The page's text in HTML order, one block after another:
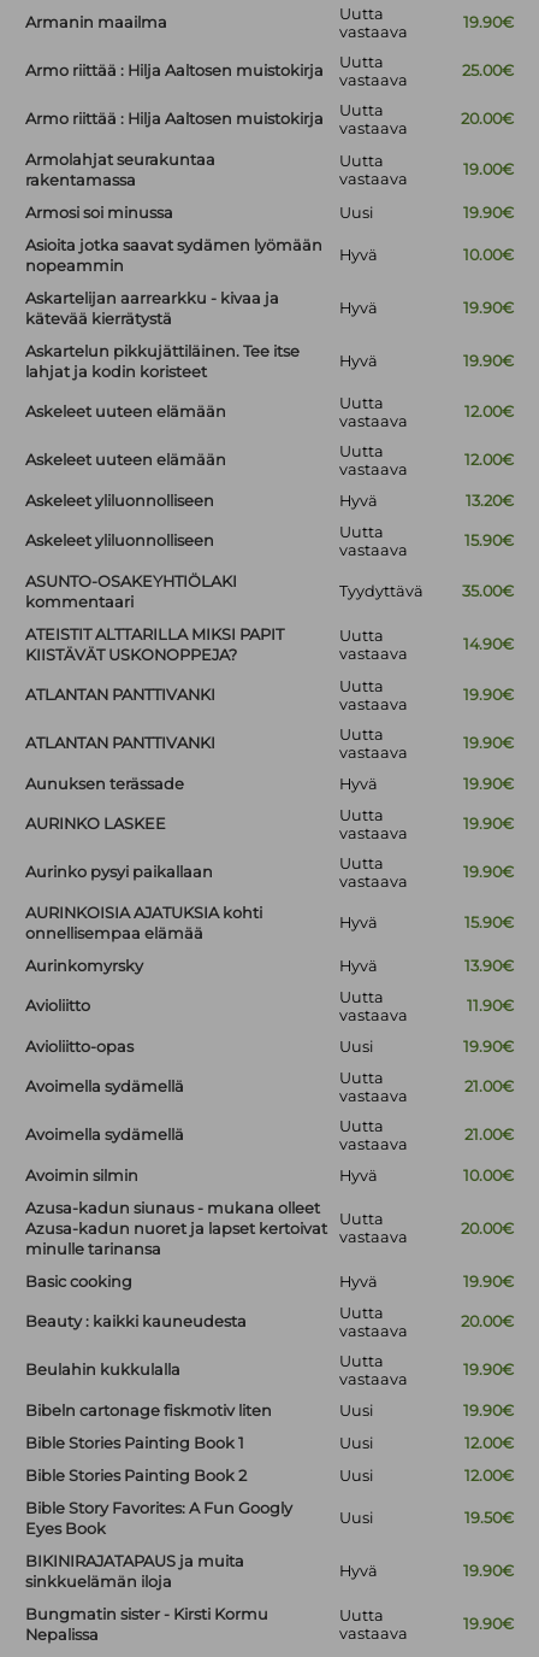
Armanin maailma
Uutta
vastaava
19.90€
Armo riittää : Hilja Aaltosen muistokirja
Uutta
vastaava
25.00€
Armo riittää : Hilja Aaltosen muistokirja
Uutta
vastaava
20.00€
Armolahjat seurakuntaa
rakentamassa
Uutta
vastaava
19.00€
Armosi soi minussa Uusi
19.90€
Asioita jotka saavat sydämen lyömään
nopeammin
Hyvä 10.00€
Askartelijan aarrearkku - kivaa ja
kätevää kierrätystä
Hyvä 19.90€
Askartelun pikkujättiläinen. Tee itse
lahjat ja kodin koristeet
Hyvä 19.90€
Askeleet uuteen elämään
Uutta
vastaava
12.00€
Askeleet uuteen elämään
Uutta
vastaava
12.00€
Askeleet yliluonnolliseen Hyvä 13.20€
Askeleet yliluonnolliseen
Uutta
vastaava
15.90€
ASUNTO-OSAKEYHTIÖLAKI
kommentaari
Tyydyttävä 35.00€
ATEISTIT ALTTARILLA MIKSI PAPIT
KIISTÄVÄT USKONOPPEJA?
Uutta
vastaava
14.90€
ATLANTAN PANTTIVANKI
Uutta
vastaava
19.90€
ATLANTAN PANTTIVANKI
Uutta
vastaava
19.90€
Aunuksen terässade Hyvä 19.90€
AURINKO LASKEE
Uutta
vastaava
19.90€
Aurinko pysyi paikallaan
Uutta
vastaava
19.90€
AURINKOISIA AJATUKSIA kohti
onnellisempaa elämää
Hyvä 15.90€
Aurinkomyrsky Hyvä 13.90€
Avioliitto
Uutta
vastaava
11.90€
Avioliitto-opas Uusi 19.90€
Avoimella sydämellä
Uutta
vastaava
21.00€
Avoimella sydämellä
Uutta
vastaava
21.00€
Avoimin silmin Hyvä
10.00€
Azusa-kadun siunaus - mukana olleet
Azusa-kadun nuoret ja lapset kertoivat
minulle tarinansa
Uutta
vastaava
20.00€
Basic cooking Hyvä 19.90€
Beauty : kaikki kauneudesta
Uutta
vastaava
20.00€
Beulahin kukkulalla
Uutta
vastaava
19.90€
Bibeln cartonage fiskmotiv liten Uusi
19.90€
Bible Stories Painting Book 1
Uusi
12.00€
Bible Stories Painting Book 2
Uusi
12.00€
Bible Story Favorites: A Fun Googly
Eyes Book
Uusi 19.50€
BIKINIRAJATAPAUS ja muita
sinkkuelämän iloja
Hyvä 19.90€
Bungmatin sister - Kirsti Kormu
Nepalissa
Uutta
vastaava
19.90€